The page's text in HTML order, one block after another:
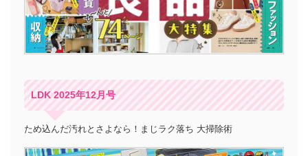
LDK 2025年12月号
ため込んだ汚れとさよなら！まじラク落ち 大掃除術